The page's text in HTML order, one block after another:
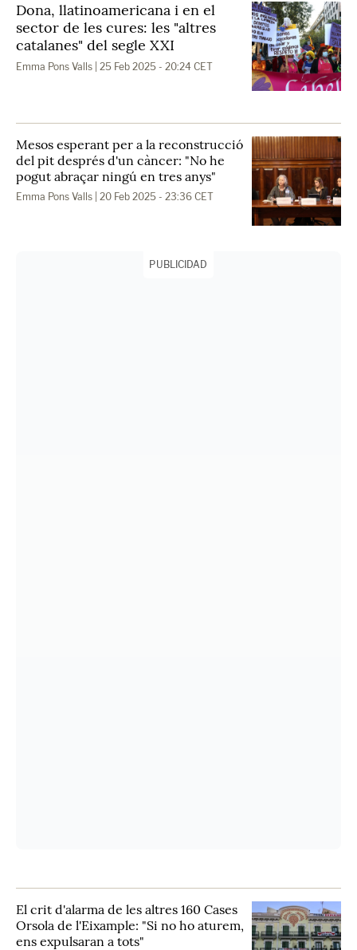
Dona, llatinoamericana i en el
sector de les cures: les "altres
catalanes" del segle XXI
Emma Pons Valls | 25 Feb 2025 - 20:24 CET
Mesos esperant per a la reconstrucció
del pit després d'un càncer: "No he
pogut abraçar ningú en tres anys"
Emma Pons Valls | 20 Feb 2025 - 23:36 CET
PUBLICIDAD
El crit d'alarma de les altres 160 Cases
Orsola de l'Eixample: "Si no ho aturem,
ens expulsaran a tots"